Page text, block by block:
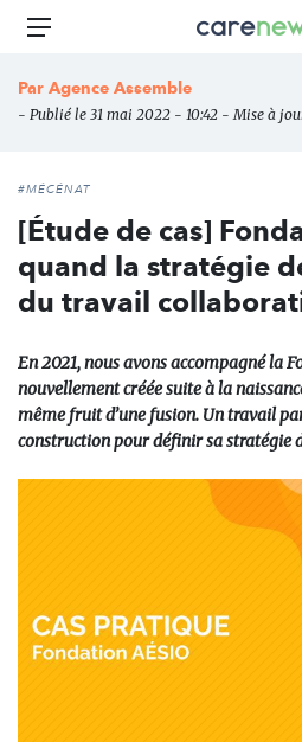
Aller
principal
Carenews,
des
Menu
Par Agence Assemble
- Publié le 31 mai 2022 - 10:42 - Mise à
#MÉCÉNAT
[Étude de cas]
quand la stratégie
du travail
En 2021, nous avons accompagné la
nouvellement créée suite à la
même fruit d’une fusion. Un travail
construction pour définir sa stratégie